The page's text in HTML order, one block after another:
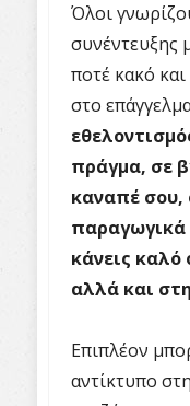
Όλοι
συνέντευξης
ποτέ κακό
στο
πράγμα, σε
καναπέ σου,
παραγωγικά
κάνεις καλό
αλλά και
Επιπλέον
αντίκτυπο